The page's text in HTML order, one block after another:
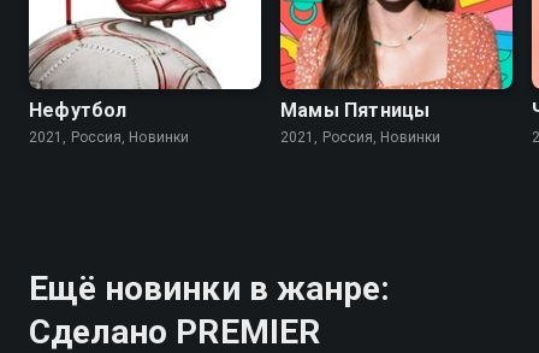
Нефутбол
2021, Россия, Новинки
Мамы Пятницы
2021, Россия, Новинки
Ещё новинки в жанре:
Сделано PREMIER